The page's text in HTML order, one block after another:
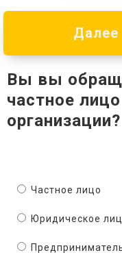
Далее
Вы вы
частное
организации?
Частное лицо
Юридическое